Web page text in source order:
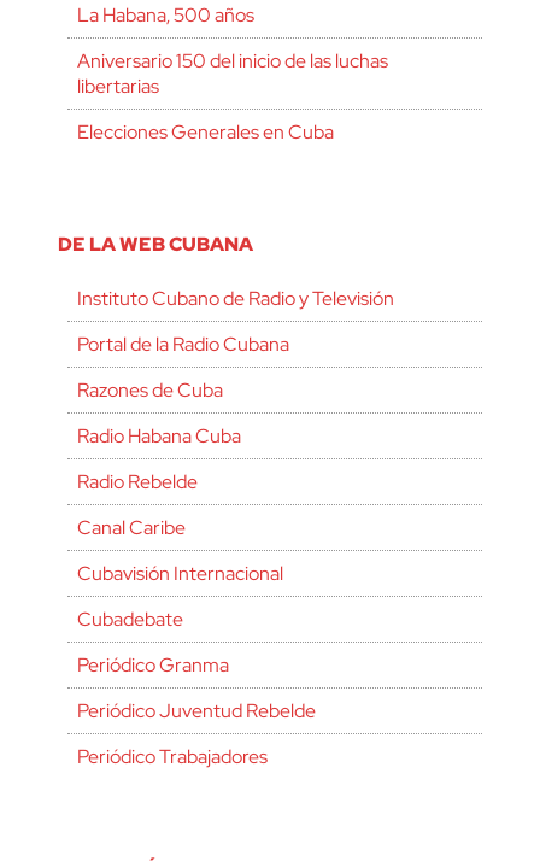
La Habana, 500 años
Aniversario 150 del inicio de las luchas
libertarias
Elecciones Generales en Cuba
DE LA WEB CUBANA
Instituto Cubano de Radio y Televisión
Portal de la Radio Cubana
Razones de Cuba
Radio Habana Cuba
Radio Rebelde
Canal Caribe
Cubavisión Internacional
Cubadebate
Periódico Granma
Periódico Juventud Rebelde
Periódico Trabajadores